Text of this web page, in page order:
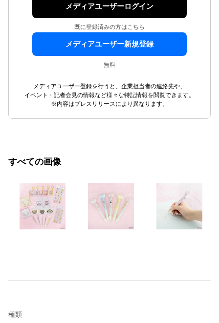
メディアユーザーログイン
既に登録済みの方はこちら
メディアユーザー新規登録
無料
メディアユーザー登録を行うと、企業担当者の連絡先や、
イベント・記者会見の情報など様々な特記情報を閲覧できます。
※内容はプレスリリースにより異なります。
すべての画像
種類